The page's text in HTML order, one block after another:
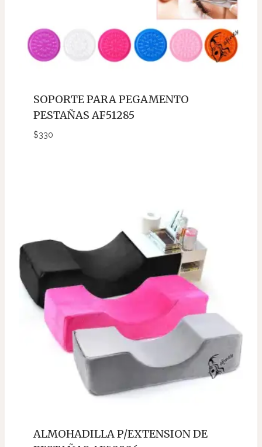
SOPORTE PARA PEGAMENTO
PESTAÑAS AF51285
$330
ALMOHADILLA P/EXTENSION DE